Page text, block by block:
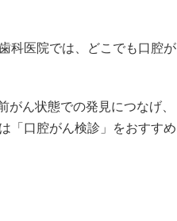
科医院では、どこでも口腔が
ん状態での発見につなげ、
「口腔がん検診」をおすすめ